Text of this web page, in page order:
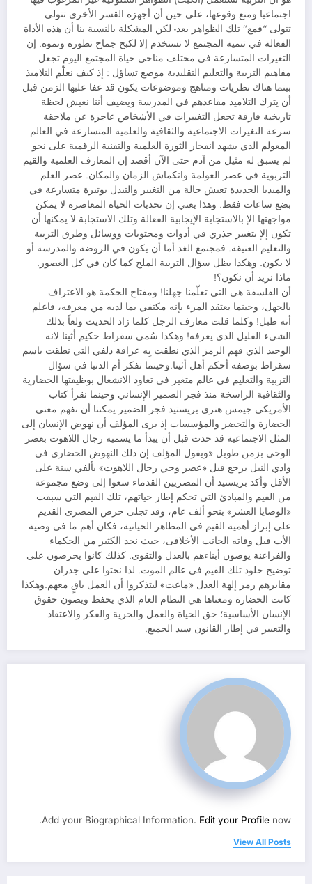
اجتماعيا ومنع وقوعها، على حين أن أجهزة القسر الأخرى تتولى
تتولى “قمع” تلك الظواهر بعد- لكن المشكلة بالنسبة بنا أن هذه الأداة
الفعالة في تنمية المجتمع لا تستخدم إلا لكبح جماح تطوره ونموه. إن
التغيرات المتسارعة في مختلف مناحي حياة المجتمع اليوم تجعل
مفاهيم التربية والتعليم التقليدية موضع تساؤل : إذ كيف نعلّم التلاميذ
بينما هناك نظريات ومناهج وموضوعات يكون قد عفا عليها الزمن قبل
أن يترك التلاميذ مقاعدهم في المدرسة ويضيف أننا نعيش لحظة
تاريخية فارقة تجعل التغييرات في الأشخاص عاجزة عن ملاحقة
سرعة التغيرات الاجتماعية والثقافية والعلمية المتسارعة في العالم
المعولم الذي يشهد انفجار الثورة العلمية والتقنية الرقمية على نحو
لم يسبق له مثيل من آدم حتى الآن أقصد إن المعارف العلمية والقيم
التربوية في عصر العولمة وانكماش الزمان والمكان. عصر العلم
والميديا الجديدة تعيش حالة من التغيير والتبدل بوتيرة متسارعة في
بضع ساعات فقط. وهذا يعني إن تحديات الحياة المعاصرة لا يمكن
مواجهتها الإ بالاستجابة الإيجابية الفعالة وتلك الاستجابة لا يمكنها أن
تكون إلإ بتغيير جذري في أدوات ومحتويات ووسائل وطرق التربية
والتعليم العتيقة. فمجتمع الغد أما أن يكون في الروضة والمدرسة أو
لا يكون. وهكذا يظل سؤال التربية الملح كما كان في كل العصور.
ماذا نريد أن نكون؟!
أن الفلسفة هي التي تعلّمنا جهلنا! ومفتاح الحكمة هو الاعتراف
بالجهل، وحينما يعتقد المرء بإنه مكتفي بما لديه من معرفه، فاعلم
أنه طبل! وكلما قلت معارف الرجل كلما زاد الحديث ولعاً بذلك
الشيء القليل الذي يعرفه! وهكذا سُمي سقراط حكيم أثينا لانه
الوحيد الذي فهم الرمز الذي نطقت بِه عرافة دلفي التي نطقت باسم
سقراط بوصفه أحكم أهل أثينا.وحينما تفكر أم الدنيا في سؤال
التربية والتعليم في عالم متغير في تعاود الانشغال بوظيفتها الحضارية
والثقافية الراسخة منذ فجر الضمير الإنساني وحينما نقرأ كتاب
الأمريكي جيمس هنري بريستيد فجر الضمير يمكننا أن نفهم معنى
الحضارة والتحضر والمؤسسات إذ يرى المؤلف أن نهوض الإنسان إلى
المثل الاجتماعية قد حدث قبل أن يبدأ ما يسميه رجال اللاهوت بعصر
الوحي بزمن طويل «ويقول المؤلف إن ذلك النهوض الحضاري في
وادي النيل يرجع قبل «عصر وحي رجال اللاهوت» بألفي سنة على
الأقل وأكد بريستيد أن المصريين القدماء سعوا إلى وضع مجموعة
من القيم والمبادئ التى تحكم إطار حياتهم، تلك القيم التى سبقت
«الوصايا العشر» بنحو ألف عام، وقد تجلى حرص المصرى القديم
على إبراز أهمية القيم فى المظاهر الحياتية، فكان أهم ما فى وصية
الأب قبل وفاته الجانب الأخلاقى، حيث نجد الكثير من الحكماء
والفراعنة يوصون أبناءهم بالعدل والتقوى. كذلك كانوا يحرصون على
توضيح خلود تلك القيم فى عالم الموت. لذا نحتوا على جدران
مقابرهم رمز إلهة العدل «ماعت» ليتذكروا أن العمل باقٍ معهم.وهكذا
كانت الحضارة ومعناها هي النظام العام الذي يحفظ ويصون حقوق
الإنسان الأساسية؛ حق الحياة والعمل والحرية والفكر والاعتقاد
والتعبير في إطار القانون سيد الجميع.
Add your Biographical Information. Edit your Profile now.
View All Posts